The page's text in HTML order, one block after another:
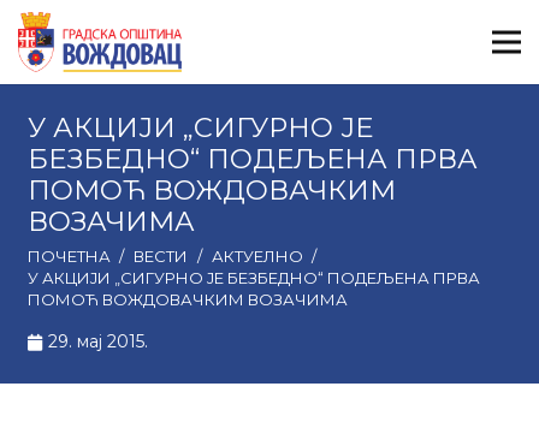
У АКЦИЈИ „СИГУРНО ЈЕ
БЕЗБЕДНО“ ПОДЕЉЕНА ПРВА
ПОМОЋ ВОЖДОВАЧКИМ
ВОЗАЧИМА
ПОЧЕТНА / ВЕСТИ / АКТУЕЛНО /
У АКЦИЈИ „СИГУРНО ЈЕ БЕЗБЕДНО“ ПОДЕЉЕНА ПРВА
ПОМОЋ ВОЖДОВАЧКИМ ВОЗАЧИМА
29. мај 2015.